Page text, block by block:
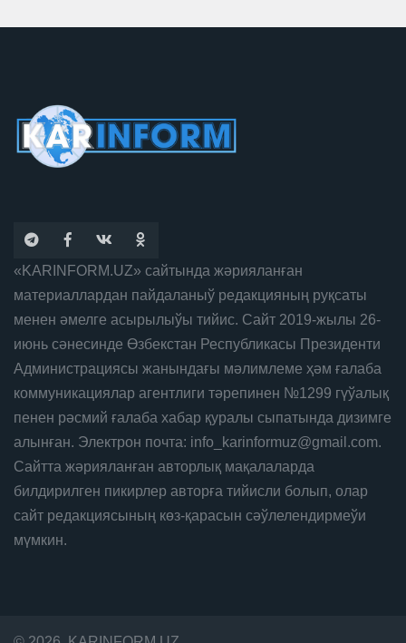
«KARINFORM.UZ» сайтында жәрияланған
материаллардан пайдаланыў редакцияның руқсаты
менен әмелге асырылыўы тийис. Сайт 2019-жылы 26-
июнь сәнесинде Өзбекстан Республикасы Президенти
Администрациясы жанындағы мәлимлеме ҳәм ғалаба
коммуникациялар агентлиги тәрепинен №1299 гүўалық
пенен рәсмий ғалаба хабар қуралы сыпатында дизимге
алынған. Электрон почта: info_karinformuz@gmail.com.
Сайтта жәрияланған авторлық мақалаларда
билдирилген пикирлер авторға тийисли болып, олар
сайт редакциясының көз-қарасын сәўлелендирмеўи
мүмкин.